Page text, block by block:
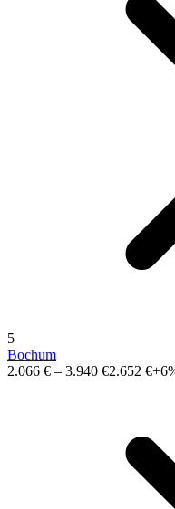
5
Bochum
2.066 € – 3.940 €2.652 €